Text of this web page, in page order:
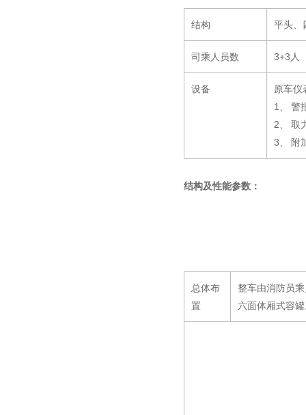
结构 平头、
司乘人员数 3+3人
设备
原车仪
1、 警
2、 取
3、 附
结构及性能参数：
总体布
置
整车由消防员
六面体厢式容